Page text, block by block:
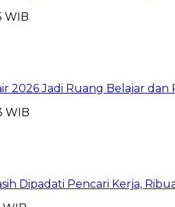
WIB
2026 Jadi Ruang Belajar
WIB
Dipadati Pencari Kerja,